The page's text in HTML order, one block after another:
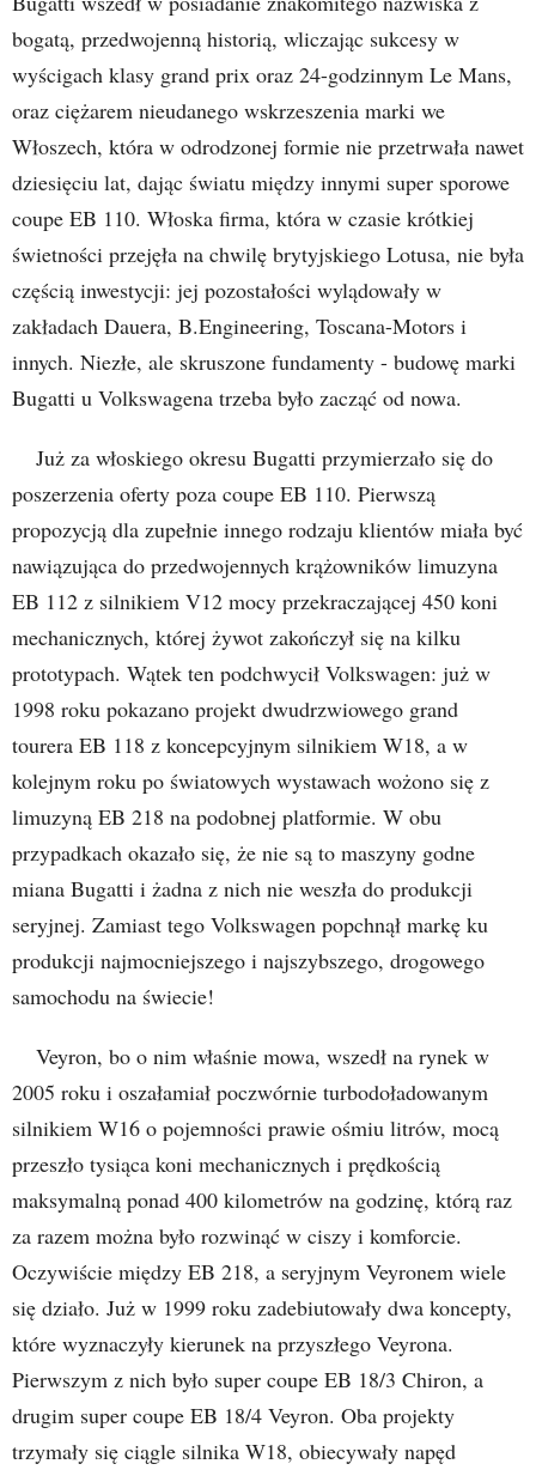
bogatą, przedwojenną historią, wliczając sukcesy w
wyścigach klasy grand prix oraz 24-godzinnym Le Mans,
oraz ciężarem nieudanego wskrzeszenia marki we
Włoszech, która w odrodzonej formie nie przetrwała nawet
dziesięciu lat, dając światu między innymi super sporowe
coupe EB 110. Włoska firma, która w czasie krótkiej
świetności przejęła na chwilę brytyjskiego Lotusa, nie była
częścią inwestycji: jej pozostałości wylądowały w
zakładach Dauera, B.Engineering, Toscana-Motors i
innych. Niezłe, ale skruszone fundamenty - budowę marki
Bugatti u Volkswagena trzeba było zacząć od nowa.
Już za włoskiego okresu Bugatti przymierzało się do
poszerzenia oferty poza coupe EB 110. Pierwszą
propozycją dla zupełnie innego rodzaju klientów miała być
nawiązująca do przedwojennych krążowników limuzyna
EB 112 z silnikiem V12 mocy przekraczającej 450 koni
mechanicznych, której żywot zakończył się na kilku
prototypach. Wątek ten podchwycił Volkswagen: już w
1998 roku pokazano projekt dwudrzwiowego grand
tourera EB 118 z koncepcyjnym silnikiem W18, a w
kolejnym roku po światowych wystawach wożono się z
limuzyną EB 218 na podobnej platformie. W obu
przypadkach okazało się, że nie są to maszyny godne
miana Bugatti i żadna z nich nie weszła do produkcji
seryjnej. Zamiast tego Volkswagen popchnął markę ku
produkcji najmocniejszego i najszybszego, drogowego
samochodu na świecie!
Veyron, bo o nim właśnie mowa, wszedł na rynek w
2005 roku i oszałamiał poczwórnie turbodoładowanym
silnikiem W16 o pojemności prawie ośmiu litrów, mocą
przeszło tysiąca koni mechanicznych i prędkością
maksymalną ponad 400 kilometrów na godzinę, którą raz
za razem można było rozwinąć w ciszy i komforcie.
Oczywiście między EB 218, a seryjnym Veyronem wiele
się działo. Już w 1999 roku zadebiutowały dwa koncepty,
które wyznaczyły kierunek na przyszłego Veyrona.
Pierwszym z nich było super coupe EB 18/3 Chiron, a
drugim super coupe EB 18/4 Veyron. Oba projekty
trzymały się ciągle silnika W18, obiecywały napęd